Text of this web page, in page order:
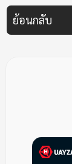
ย้อนกลับ